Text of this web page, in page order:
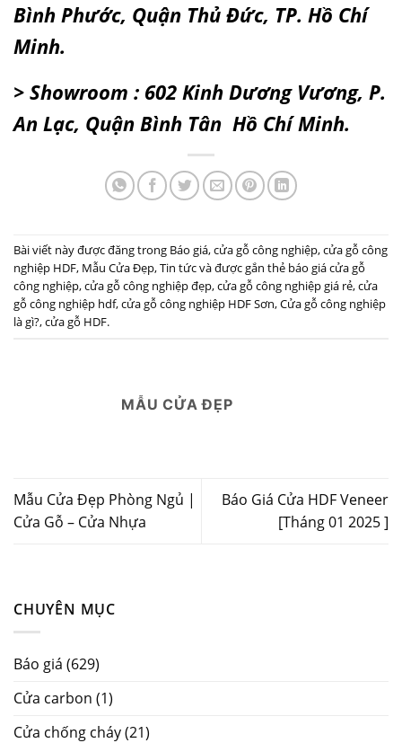
CHUYÊN MỤC
Báo giá (629)
Cửa carbon (1)
Cửa chống cháy(21)
Bình Phước, Quận Thủ Đức, TP. Hồ Chí
Minh.
> Showroom : 602 Kinh Dương Vương, P.
An Lạc, Quận Bình Tân Hồ Chí Minh.
Bài viết này được đăng trong Báo giá,cửa gỗ công nghiệp,cửa gỗ công
nghiệp HDF, Mẫu Cửa Đẹp,Tin tứcvà được gắn thẻ báo giá cửa gỗ
công nghiệp,cửa gỗ công nghiệp đẹp,cửa gỗ công nghiệp giá rẻ,cửa
gỗ công nghiệp hdf,cửa gỗ công nghiệp HDF Sơn,Cửa gỗ công nghiệp
là gì?,cửa gỗ HDF.
MẪU CỬA ĐẸP
Mẫu Cửa Đẹp Phòng Ngủ |
Cửa Gỗ – Cửa Nhựa
Báo Giá Cửa HDF Veneer
[Tháng 01 2025 ]